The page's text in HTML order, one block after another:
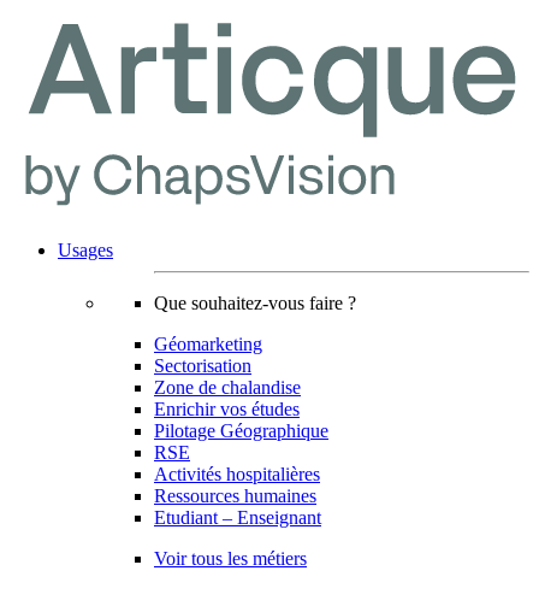
Usages
Que souhaitez-vous faire ?
Géomarketing
Sectorisation
Zone de chalandise
Enrichir vos études
Pilotage Géographique
RSE
Activités hospitalières
Ressources humaines
Etudiant – Enseignant
Voir tous les métiers